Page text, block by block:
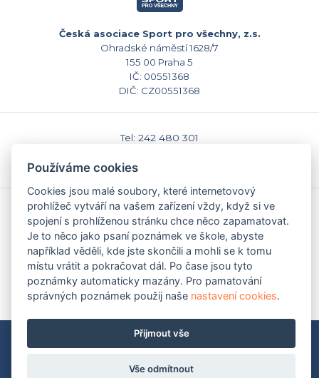
Česká asociace Sport pro všechny, z.s.
Ohradské náměstí 1628/7
155 00 Praha 5
IČ: 00551368
DIČ: CZ00551368
Tel: 242 480 301
www.caspv.cz
Kontakty
Domů
Napište nám
Facebook
Nastavení cookies
Pravidla ochrany soukromí (GDPR)
2009 - 2026Martin Modl
Používáme cookies
Cookies jsou malé soubory, které internetovový
prohlížeč vytváří na vašem zařízení vždy, když si ve
spojení s prohlíženou stránku chce něco zapamatovat.
Je to něco jako psaní poznámek ve škole, abyste
například věděli, kde jste skončili a mohli se k tomu
místu vrátit a pokračovat dál. Po čase jsou tyto
poznámky automaticky mazány. Pro pamatování
správných poznámek použij naše nastavení cookies.
Přijmout vše
Vše odmítnout